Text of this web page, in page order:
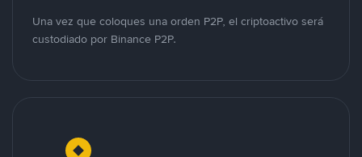
Una vez que coloques una orden P2P, el criptoactivo será
custodiado por Binance P2P.